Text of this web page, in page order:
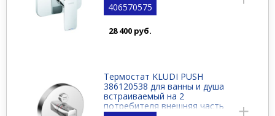
406570575
28 400 руб.
Термостат KLUDI PUSH
386120538 для ванны и душа
встраиваемый на 2
потребителя внешняя часть